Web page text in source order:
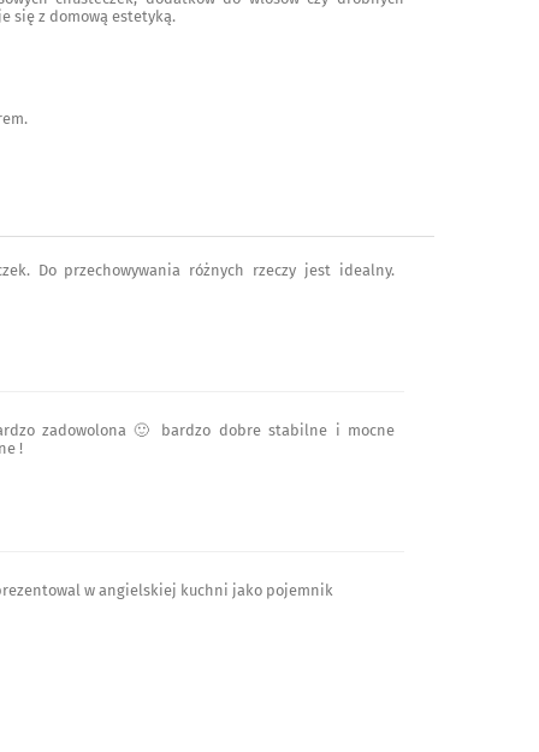
się z domową estetyką.
Do przechowywania różnych rzeczy jest idealny.
zadowolona 🙂 bardzo dobre stabilne i mocne
!
w angielskiej kuchni jako pojemnik